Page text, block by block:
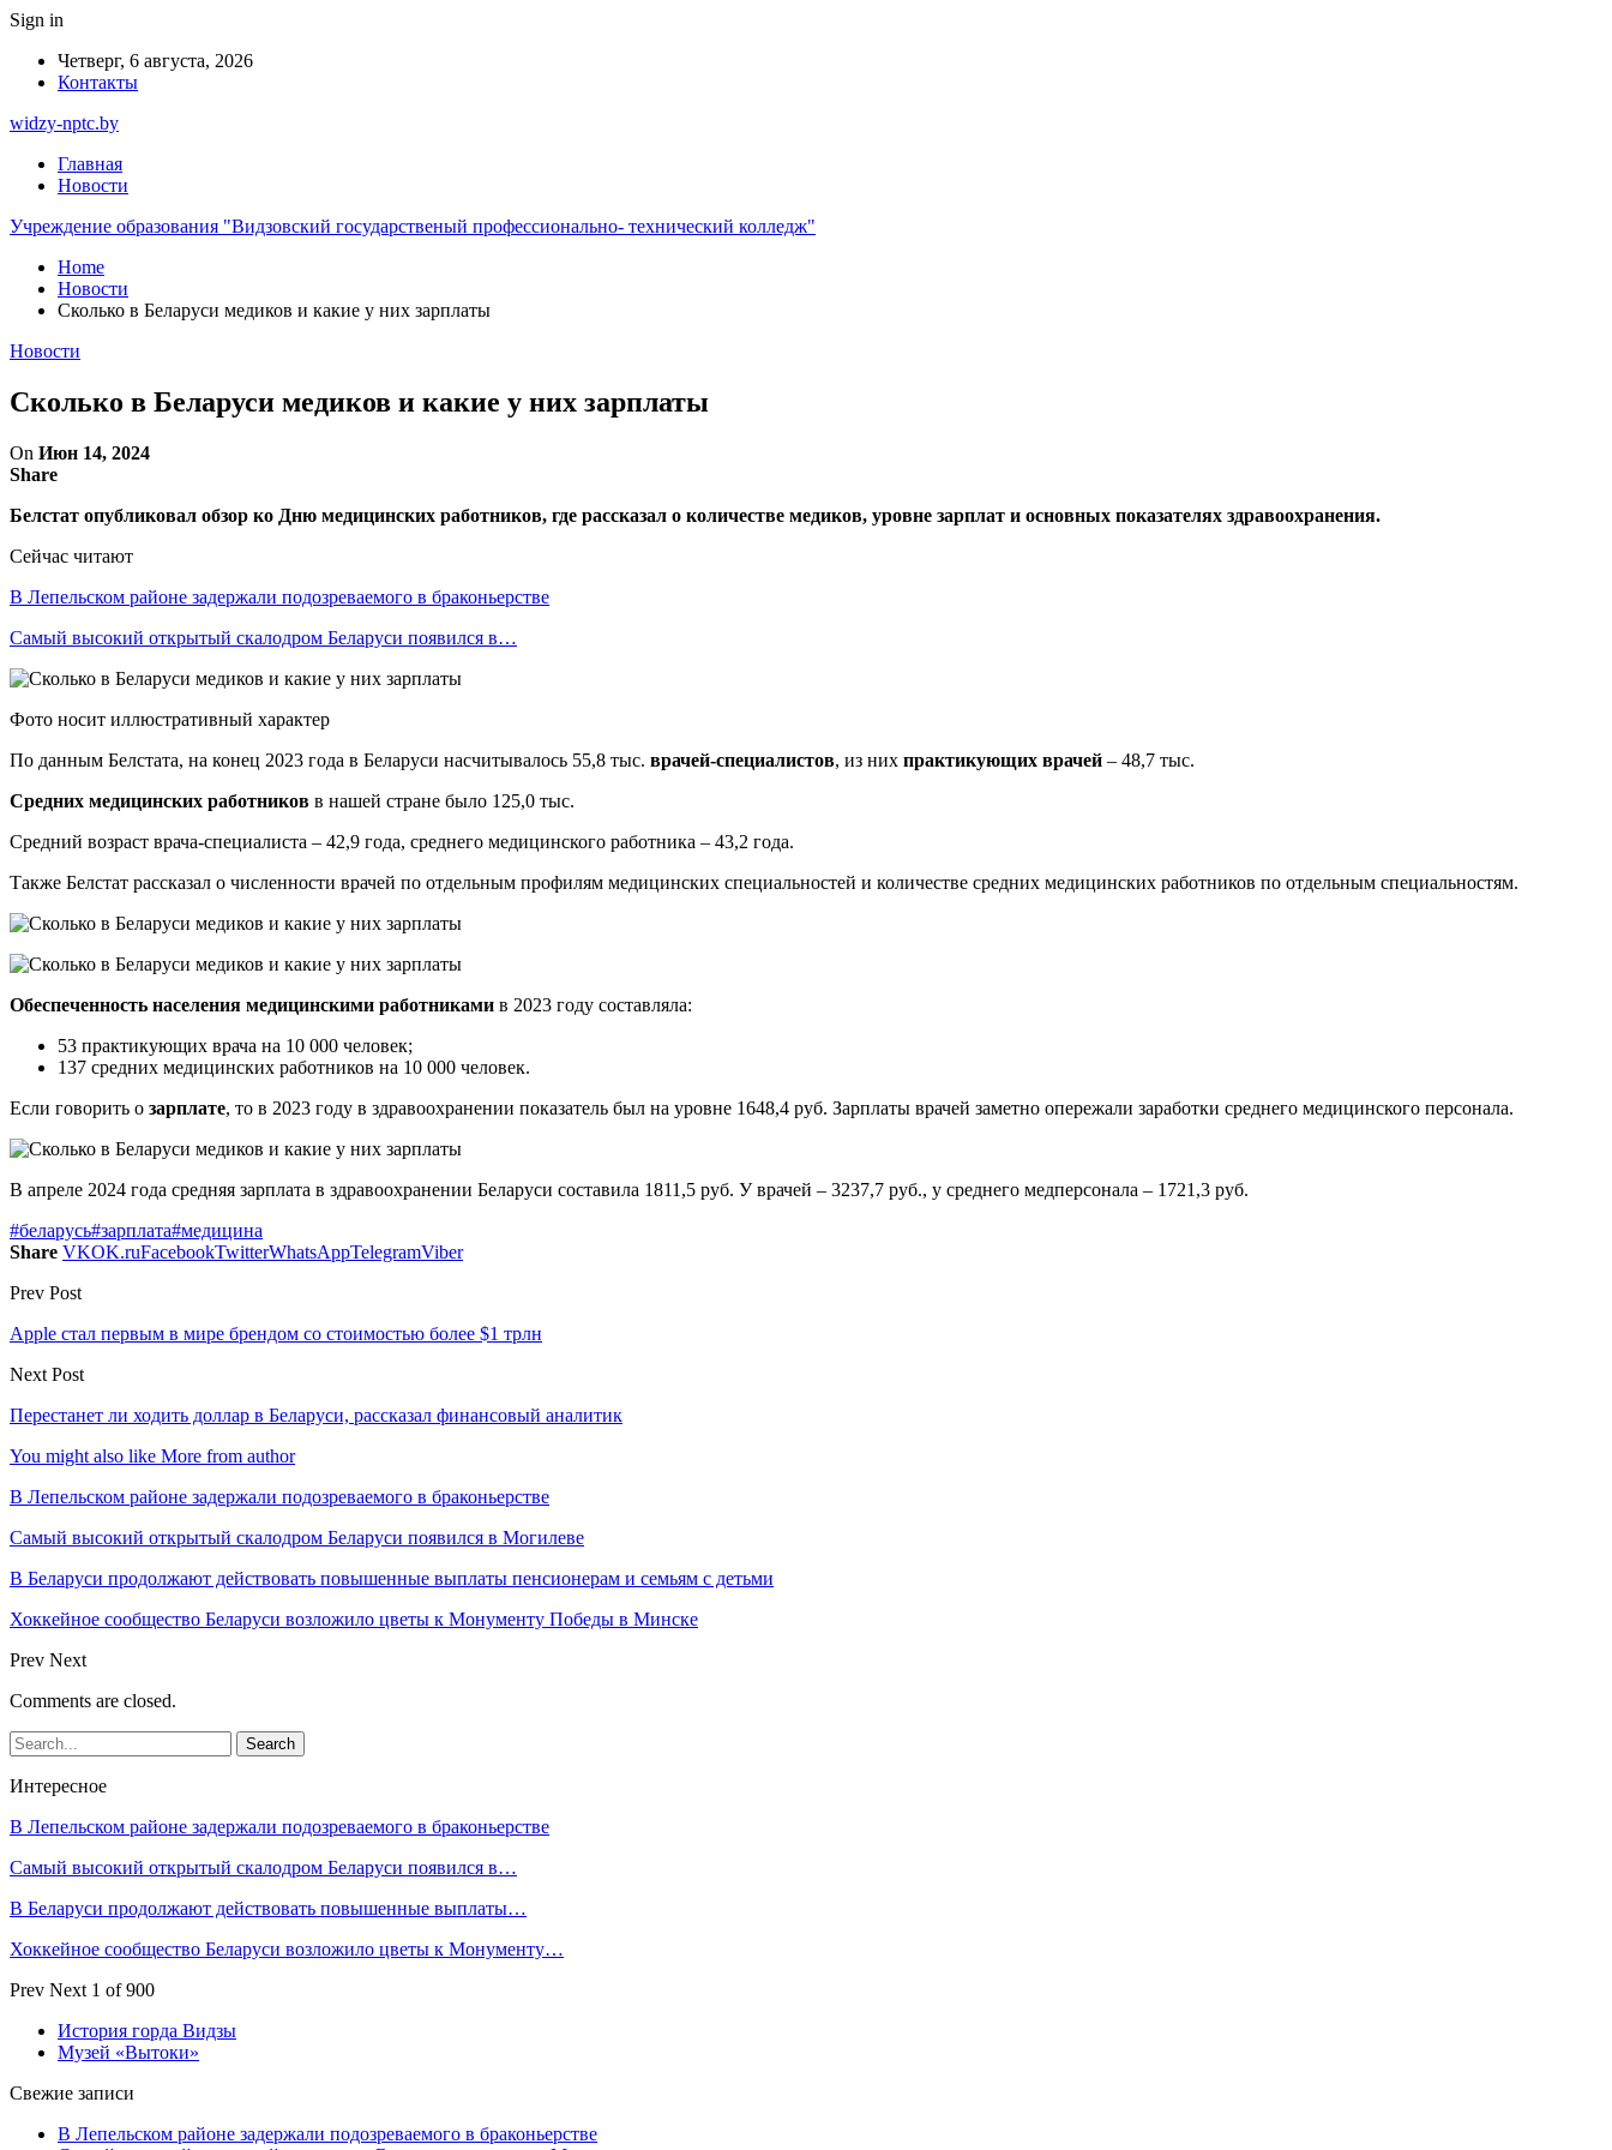
Sign in
Четверг, 6 августа, 2026
Контакты
widzy-nptc.by
Главная
Новости
Учреждение образования "Видзовский государственый профессионально- технический колледж"
Home
Новости
Сколько в Беларуси медиков и какие у них зарплаты
Новости
Сколько в Беларуси медиков и какие у них зарплаты
On Июн 14, 2024
Share
Белстат опубликовал обзор ко Дню медицинских работников, где рассказал о количестве медиков, уровне зарплат и основных показателях здравоохранения.
Сейчас читают
В Лепельском районе задержали подозреваемого в браконьерстве
Самый высокий открытый скалодром Беларуси появился в…
Фото носит иллюстративный характер
По данным Белстата, на конец 2023 года в Беларуси насчитывалось 55,8 тыс. врачей-специалистов, из них практикующих врачей – 48,7 тыс.
Средних медицинских работников в нашей стране было 125,0 тыс.
Средний возраст врача-специалиста – 42,9 года, среднего медицинского работника – 43,2 года.
Также Белстат рассказал о численности врачей по отдельным профилям медицинских специальностей и количестве средних медицинских работников по отдельным специальностям.
Обеспеченность населения медицинскими работниками в 2023 году составляла:
53 практикующих врача на 10 000 человек;
137 средних медицинских работников на 10 000 человек.
Если говорить о зарплате, то в 2023 году в здравоохранении показатель был на уровне 1648,4 руб. Зарплаты врачей заметно опережали заработки среднего медицинского персонала.
В апреле 2024 года средняя зарплата в здравоохранении Беларуси составила 1811,5 руб. У врачей – 3237,7 руб., у среднего медперсонала – 1721,3 руб.
#беларусь#зарплата#медицина
Share VKOK.ruFacebookTwitterWhatsAppTelegramViber
Prev Post
Apple стал первым в мире брендом со стоимостью более $1 трлн
Next Post
Перестанет ли ходить доллар в Беларуси, рассказал финансовый аналитик
You might also like More from author
В Лепельском районе задержали подозреваемого в браконьерстве
Самый высокий открытый скалодром Беларуси появился в Могилеве
В Беларуси продолжают действовать повышенные выплаты пенсионерам и семьям с детьми
Хоккейное сообщество Беларуси возложило цветы к Монументу Победы в Минске
Prev Next
Comments are closed.
Интересное
В Лепельском районе задержали подозреваемого в браконьерстве
Самый высокий открытый скалодром Беларуси появился в…
В Беларуси продолжают действовать повышенные выплаты…
Хоккейное сообщество Беларуси возложило цветы к Монументу…
Prev Next 1 of 900
История горда Видзы
Музей «Вытоки»
Свежие записи
В Лепельском районе задержали подозреваемого в браконьерстве